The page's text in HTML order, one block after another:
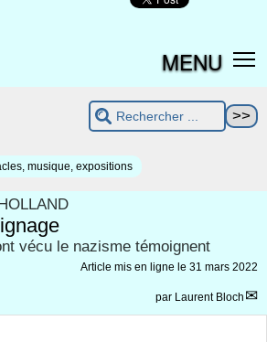
MENU
musique, expositions
vécu le nazisme témoignent
Article mis en ligne le 31 mars 2022
par Laurent Bloch